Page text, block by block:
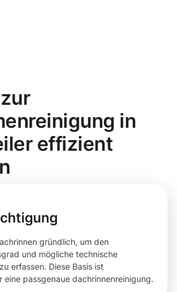
in
effizient
gründlich, um den
und mögliche technische
erfassen. Diese Basis ist
eine passgenaue dachrinnenreinigung.